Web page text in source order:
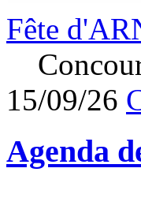
Fête
15/09/26
Agenda